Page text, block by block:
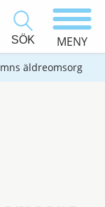
SÖK MENY
äldreomsorg